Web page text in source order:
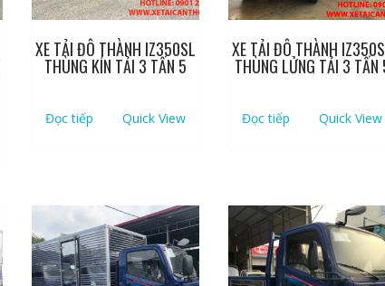
XE TẢI ĐÔ THÀNH IZ350SL
THÙNG KÍN TẢI 3 TẤN 5
Đọc tiếp Quick View
XE TẢI ĐÔ THÀNH
THÙNG LỬNG TẢI 3 TẤN
Đọc tiếp Quick View